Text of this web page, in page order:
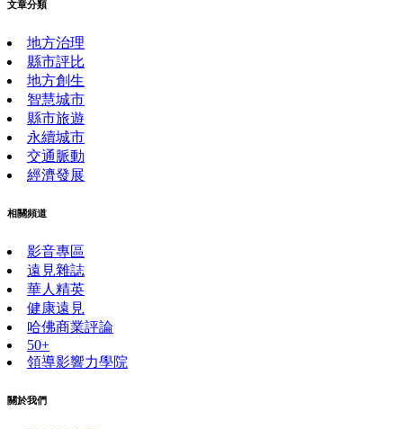
文章分類
地方治理
縣市評比
地方創生
智慧城市
縣市旅遊
永續城市
交通脈動
經濟發展
相關頻道
影音專區
遠見雜誌
華人精英
健康遠見
哈佛商業評論
50+
領導影響力學院
關於我們